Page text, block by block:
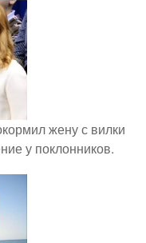
жену с вилки
у поклонников.